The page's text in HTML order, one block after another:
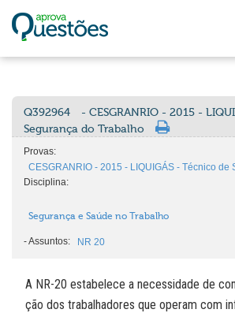
Q392964
- CESGRANRIO - 2015 -
Segurança do Trabalho
Provas:
CESGRANRIO - 2015 - LIQUIGÁS - Técnico
Disciplina:
Segurança e Saúde no Trabalho
-Assuntos: NR 20
A NR-20 estabelece a necessidade de
ção dos trabalhadores que operam com